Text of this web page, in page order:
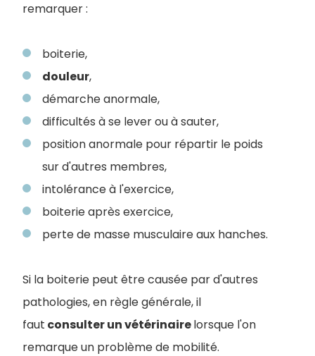
remarquer :
boiterie,
douleur,
démarche anormale,
difficultés à se lever ou à sauter,
position anormale pour répartir le poids
sur d'autres membres,
intolérance à l'exercice,
boiterie après exercice,
perte de masse musculaire aux hanches.
Si la boiterie peut être causée par d'autres
pathologies, en règle générale, il
faut consulter un vétérinairelorsque l'on
remarque un problème de mobilité.